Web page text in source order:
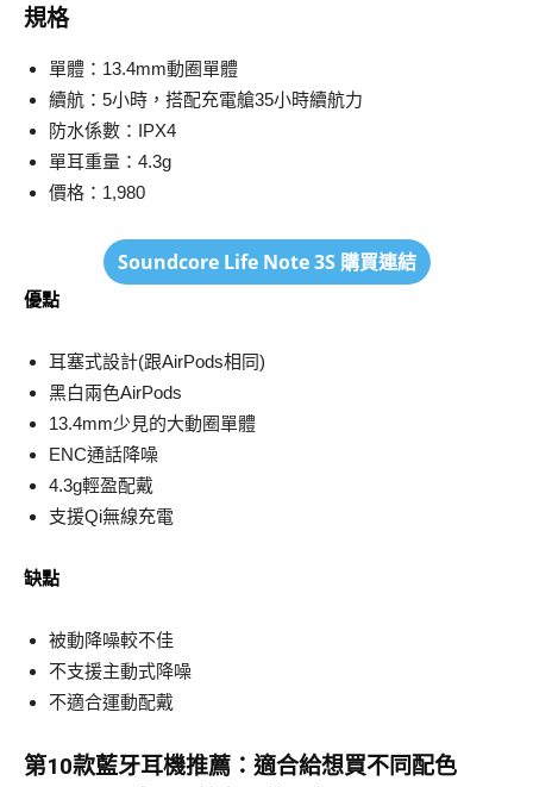
規格
單體：13.4mm動圈單體
續航：5小時，搭配充電艙35小時續航力
防水係數：IPX4
單耳重量：4.3g
價格：1,980
Soundcore Life Note 3S 購買連結
優點
耳塞式設計(跟AirPods相同)
黑白兩色AirPods
13.4mm少見的大動圈單體
ENC通話降噪
4.3g輕盈配戴
支援Qi無線充電
缺點
被動降噪較不佳
不支援主動式降噪
不適合運動配戴
第10款藍牙耳機推薦：適合給想買不同配色